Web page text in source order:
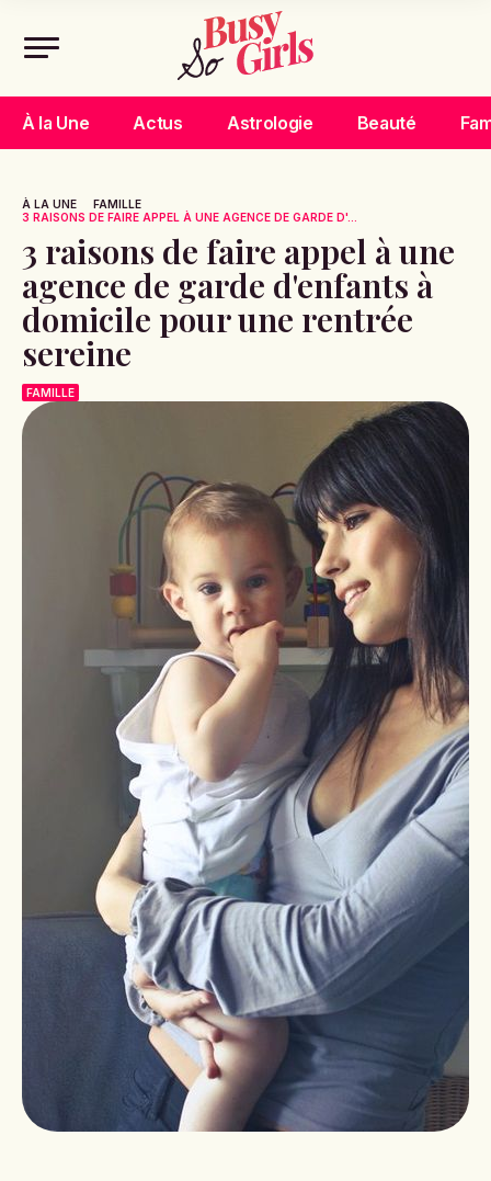
À la Une Actus Astrologie Beauté
À LA UNE
FAMILLE
3 RAISONS DE FAIRE APPEL À UNE AGENCE DE GARDE D'...
3 raisons de faire appel à une
agence de garde d'enfants à
domicile pour une rentrée
sereine
FAMILLE